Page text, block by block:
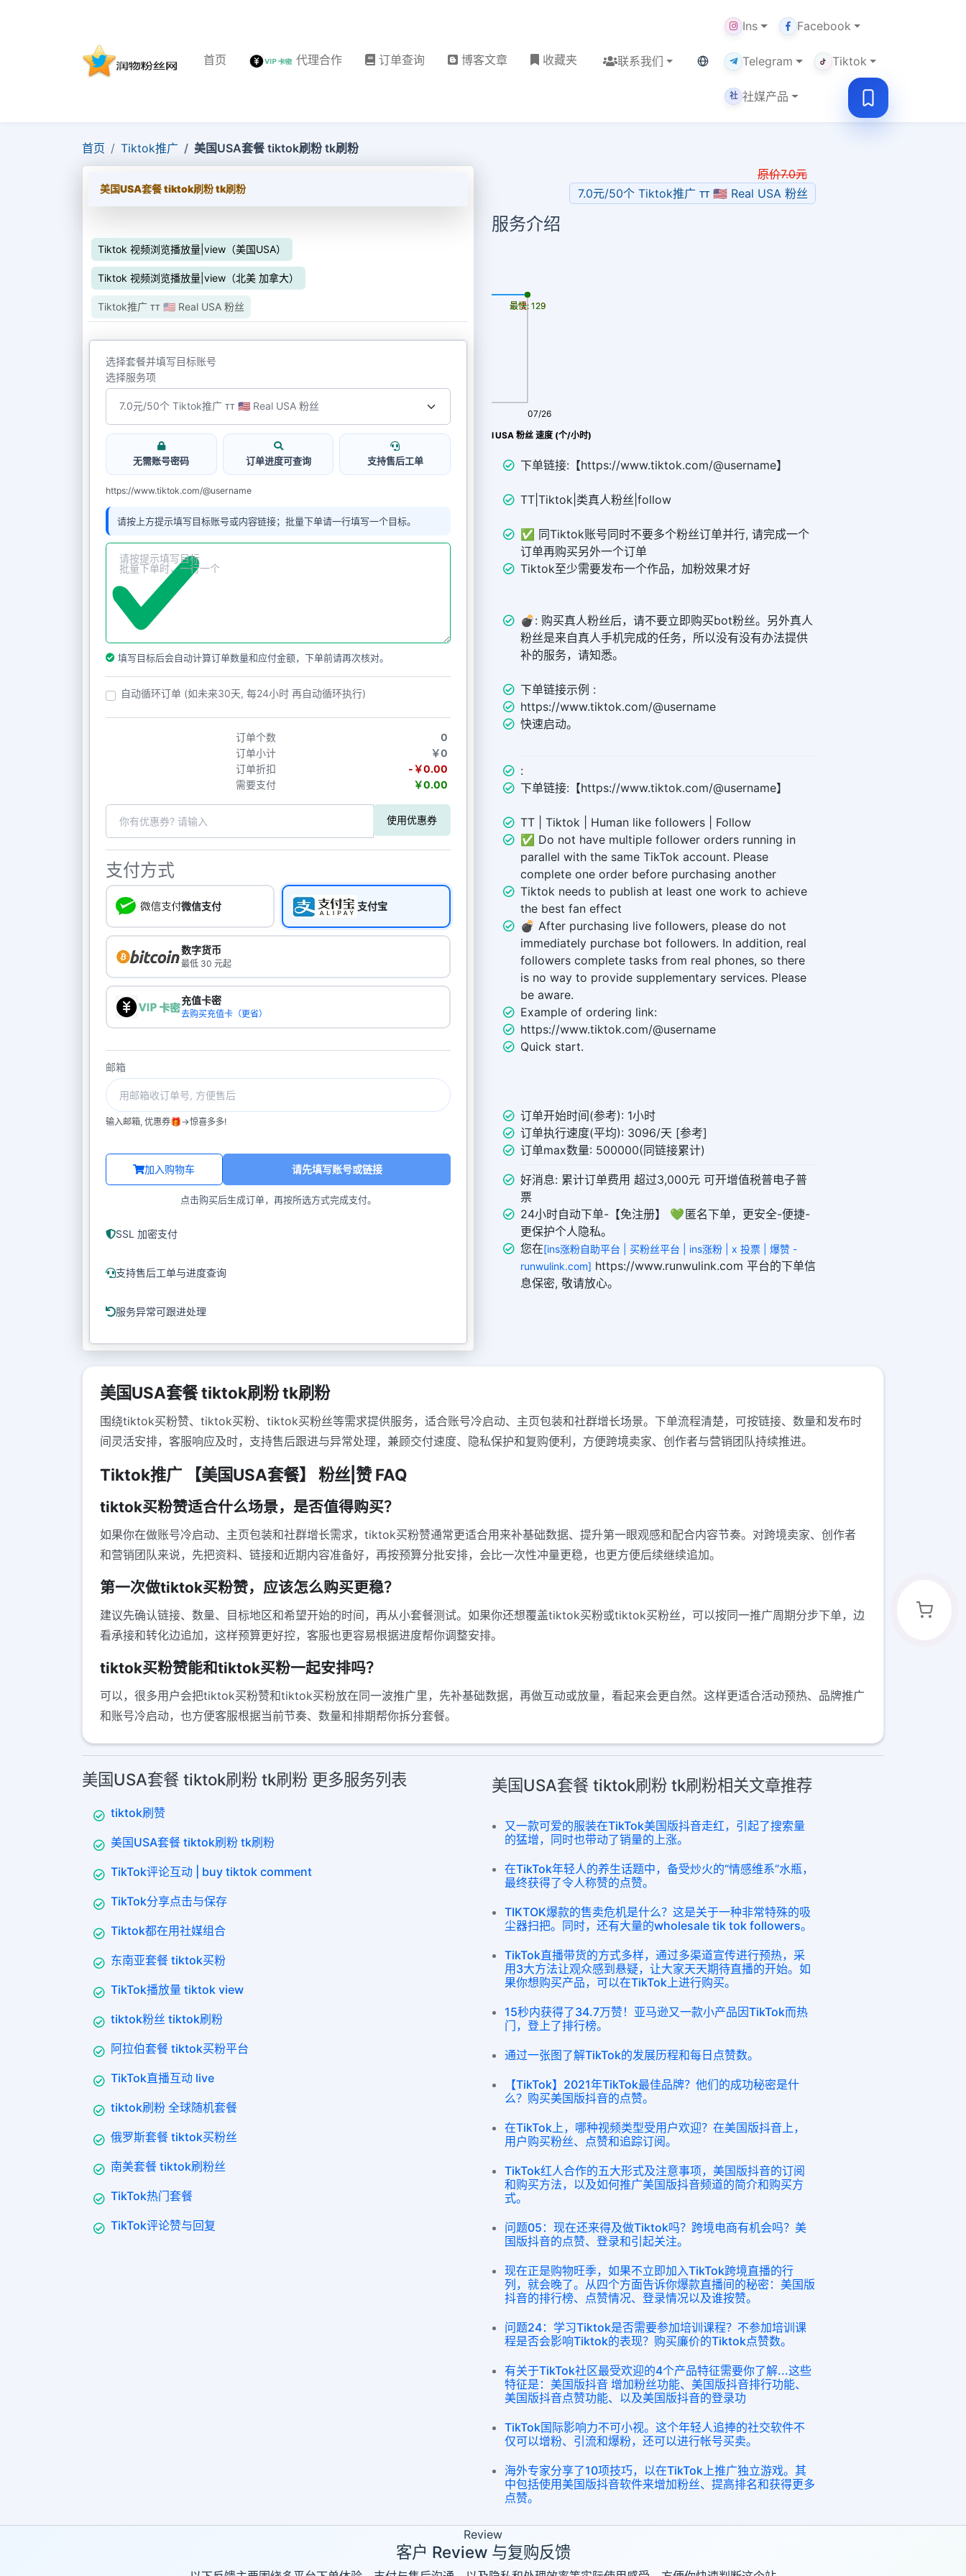
首页 代理合作 订单查询 博客文章 收藏夹 联系我们 当前语言：中文
Ins Facebook
Telegram Tiktok
社 社媒产品
首页 Tiktok推广 美国USA套餐 tiktok刷粉 tk刷粉
美国USA套餐 tiktok刷粉 tk刷粉
Tiktok 视频浏览播放量|view（美国USA）
Tiktok 视频浏览播放量|view（北美 加拿大）
Tiktok推广 ᴛᴛ 🇺🇸 Real USA 粉丝
选择套餐并填写目标账号
选择服务项
无需账号密码 订单进度可查询 支持售后工单
https://www.tiktok.com/@username
请按上方提示填写目标账号或内容链接；批量下单请一行填写一个目标。
填写目标后会自动计算订单数量和应付金额，下单前请再次核对。
自动循环订单 (如未来30天, 每24小时 再自动循环执行)
订单个数
0
订单小计
￥0
订单折扣
-￥0.00
需要支付
￥0.00
使用优惠券
支付方式
微信支付 支付宝
数字货币
最低 30 元起
充值卡密
去购买充值卡（更省）
邮箱
输入邮箱, 优惠券🎁->惊喜多多!
加入购物车 请先填写账号或链接
点击购买后生成订单，再按所选方式完成支付。
SSL 加密支付
支持售后工单与进度查询
服务异常可跟进处理
原价7.0元
7.0元/50个 Tiktok推广 ᴛᴛ 🇺🇸 Real USA 粉丝
服务介绍
Tiktok推广 ᴛᴛ 🇺🇸 Real USA 粉丝 速度 (个/小时)
07/26
最慢: 129
最快: 129
下单链接:【https://www.tiktok.com/@username】
TT|Tiktok|类真人粉丝|follow
✅ 同Tiktok账号同时不要多个粉丝订单并行, 请完成一个
订单再购买另外一个订单
Tiktok至少需要发布一个作品，加粉效果才好
💣︎: 购买真人粉丝后，请不要立即购买bot粉丝。另外真人
粉丝是来自真人手机完成的任务，所以没有没有办法提供
补的服务，请知悉。
下单链接示例 :
https://www.tiktok.com/@username
快速启动。
:
下单链接:【https://www.tiktok.com/@username】
TT | Tiktok | Human like followers | Follow
✅ Do not have multiple follower orders running in
parallel with the same TikTok account. Please
complete one order before purchasing another
Tiktok needs to publish at least one work to achieve
the best fan effect
💣 After purchasing live followers, please do not
immediately purchase bot followers. In addition, real
followers complete tasks from real phones, so there
is no way to provide supplementary services. Please
be aware.
Example of ordering link:
https://www.tiktok.com/@username
Quick start.
订单开始时间(参考): 1小时
订单执行速度(平均): 3096/天 [参考]
订单max数量: 500000(同链接累计)
好消息: 累计订单费用 超过3,000元 可开增值税普电子普
票
24小时自动下单-【免注册】 💚 匿名下单，更安全-便捷-
更保护个人隐私。
您在[ins涨粉自助平台 | 买粉丝平台 | ins涨粉 | x 投票 | 爆赞 -
runwulink.com] https://www.runwulink.com 平台的下单信
息保密, 敬请放心。
美国USA套餐 tiktok刷粉 tk刷粉
围绕tiktok买粉赞、tiktok买粉、tiktok买粉丝等需求提供服务，适合账号冷启动、主页包装和社群增长场景。下单流程清楚，可按链接、数量和发布时
间灵活安排，客服响应及时，支持售后跟进与异常处理，兼顾交付速度、隐私保护和复购便利，方便跨境卖家、创作者与营销团队持续推进。
Tiktok推广 【美国USA套餐】 粉丝|赞 FAQ
tiktok买粉赞适合什么场景，是否值得购买？
如果你在做账号冷启动、主页包装和社群增长需求，tiktok买粉赞通常更适合用来补基础数据、提升第一眼观感和配合内容节奏。对跨境卖家、创作者
和营销团队来说，先把资料、链接和近期内容准备好，再按预算分批安排，会比一次性冲量更稳，也更方便后续继续追加。
第一次做tiktok买粉赞，应该怎么购买更稳？
建议先确认链接、数量、目标地区和希望开始的时间，再从小套餐测试。如果你还想覆盖tiktok买粉或tiktok买粉丝，可以按同一推广周期分步下单，边
看承接和转化边追加，这样预算更好控，客服也更容易根据进度帮你调整安排。
tiktok买粉赞能和tiktok买粉一起安排吗？
可以，很多用户会把tiktok买粉赞和tiktok买粉放在同一波推广里，先补基础数据，再做互动或放量，看起来会更自然。这样更适合活动预热、品牌推广
和账号冷启动，也方便客服根据当前节奏、数量和排期帮你拆分套餐。
美国USA套餐 tiktok刷粉 tk刷粉 更多服务列表
tiktok刷赞
美国USA套餐 tiktok刷粉 tk刷粉
TikTok评论互动 | buy tiktok comment
TikTok分享点击与保存
Tiktok都在用社媒组合
东南亚套餐 tiktok买粉
TikTok播放量 tiktok view
tiktok粉丝 tiktok刷粉
阿拉伯套餐 tiktok买粉平台
TikTok直播互动 live
tiktok刷粉 全球随机套餐
俄罗斯套餐 tiktok买粉丝
南美套餐 tiktok刷粉丝
TikTok热门套餐
TikTok评论赞与回复
美国USA套餐 tiktok刷粉 tk刷粉相关文章推荐
又一款可爱的服装在TikTok美国版抖音走红，引起了搜索量
的猛增，同时也带动了销量的上涨。
在TikTok年轻人的养生话题中，备受炒火的“情感维系”水瓶，
最终获得了令人称赞的点赞。
TIKTOK爆款的售卖危机是什么？这是关于一种非常特殊的吸
尘器扫把。同时，还有大量的wholesale tik tok followers。
TikTok直播带货的方式多样，通过多渠道宣传进行预热，采
用3大方法让观众感到悬疑，让大家天天期待直播的开始。如
果你想购买产品，可以在TikTok上进行购买。
15秒内获得了34.7万赞！亚马逊又一款小产品因TikTok而热
门，登上了排行榜。
通过一张图了解TikTok的发展历程和每日点赞数。
【TikTok】2021年TikTok最佳品牌？他们的成功秘密是什
么？购买美国版抖音的点赞。
在TikTok上，哪种视频类型受用户欢迎？在美国版抖音上，
用户购买粉丝、点赞和追踪订阅。
TikTok红人合作的五大形式及注意事项，美国版抖音的订阅
和购买方法，以及如何推广美国版抖音频道的简介和购买方
式。
问题05：现在还来得及做Tiktok吗？跨境电商有机会吗？美
国版抖音的点赞、登录和引起关注。
现在正是购物旺季，如果不立即加入TikTok跨境直播的行
列，就会晚了。从四个方面告诉你爆款直播间的秘密：美国版
抖音的排行榜、点赞情况、登录情况以及谁按赞。
问题24：学习Tiktok是否需要参加培训课程？不参加培训课
程是否会影响Tiktok的表现？购买廉价的Tiktok点赞数。
有关于TikTok社区最受欢迎的4个产品特征需要你了解...这些
特征是：美国版抖音 增加粉丝功能、美国版抖音排行功能、
美国版抖音点赞功能、以及美国版抖音的登录功
TikTok国际影响力不可小视。这个年轻人追捧的社交软件不
仅可以增粉、引流和爆粉，还可以进行帐号买卖。
海外专家分享了10项技巧，以在TikTok上推广独立游戏。其
中包括使用美国版抖音软件来增加粉丝、提高排名和获得更多
点赞。
Review
客户 Review 与复购反馈